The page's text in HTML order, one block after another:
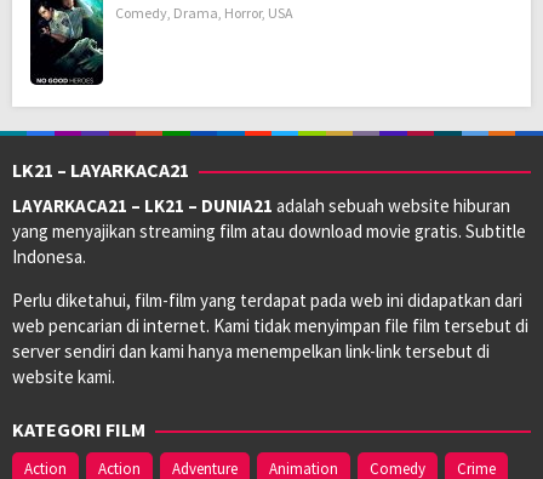
Comedy, Drama, Horror, USA
LK21 – LAYARKACA21
LAYARKACA21 – LK21 – DUNIA21 adalah sebuah website hiburan
yang menyajikan streaming film atau download movie gratis. Subtitle
Indonesa.
Perlu diketahui, film-film yang terdapat pada web ini didapatkan dari
web pencarian di internet. Kami tidak menyimpan file film tersebut di
server sendiri dan kami hanya menempelkan link-link tersebut di
website kami.
KATEGORI FILM
Action Action Adventure Animation Comedy Crime